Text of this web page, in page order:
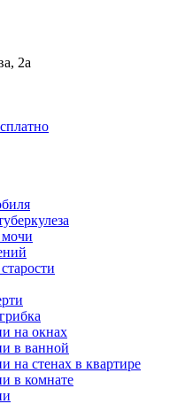
2а
мочи
на окнах
в ванной
на стенах в квартире
в комнате